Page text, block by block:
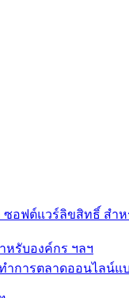
หรับองค์กร ฯลฯ